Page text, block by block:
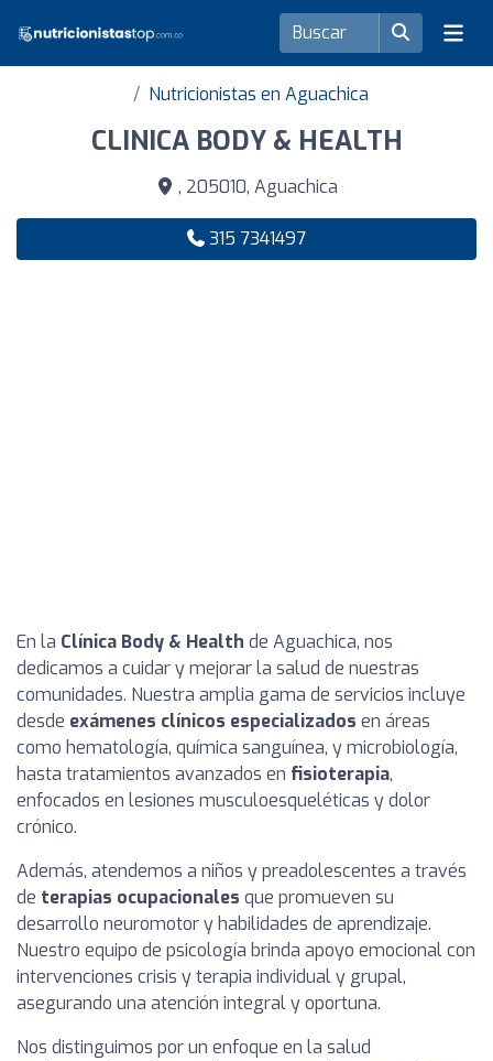
Nutricionistas en Aguachica
CLINICA BODY & HEALTH
, 205010, Aguachica
315 7341497
En la Clínica Body & Health de Aguachica, nos
dedicamos a cuidar y mejorar la salud de nuestras
comunidades. Nuestra amplia gama de servicios incluye
desde exámenes clínicos especializados en áreas
como hematología, química sanguínea, y microbiología,
hasta tratamientos avanzados en fisioterapia,
enfocados en lesiones musculoesqueléticas y dolor
crónico.
Además, atendemos a niños y preadolescentes a través
de terapias ocupacionales que promueven su
desarrollo neuromotor y habilidades de aprendizaje.
Nuestro equipo de psicología brinda apoyo emocional con
intervenciones crisis y terapia individual y grupal,
asegurando una atención integral y oportuna.
Nos distinguimos por un enfoque en la salud